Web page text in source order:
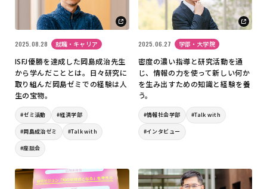
2025.08.28 就職・キャリア
ISFJ優勝を達成した岡島成治先生
から学んだこととは。日々研究に
取り組んだ岡島ゼミでの経験は人
生の宝物。
#ゼミ活動 #経済学部
#岡島成治ゼミ #Talk with
#座談会
2025.06.27 学部・大学院
密度の濃い指導と研究活動を通
じ、情報の力を使って新しい何か
を生み出すための知識と経験を養
う。
#情報社会学部 #Talk with
#インタビュー